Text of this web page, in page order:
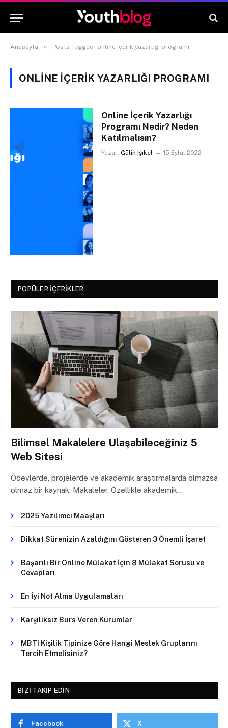
Anasayfa » Posts Tagged "online içerik yazarlığı programı"
ONLINE IÇERIK YAZARLIĞI PROGRAMI
Online İçerik Yazarlığı
Programı Nedir? Neden
Katılmalısın?
Yazar: Gülin Işıkel 15 Eylül 2022
POPÜLER İÇERIKLER
Bilimsel Makalelere Ulaşabileceğiniz 5
Web Sitesi
Ödevlerde, projelerde ve akademik araştırmalarda olmazsa
olmaz bir kaynak: Makaleler. Özellikle akademik…
2025 Yazılımcı Maaşları
Dikkat Sürenizin Azaldığını Gösteren 3 Önemli İşaret
Başarılı Bir Online Mülakat İçin 8 Mülakat Sorusu ve
Cevapları
En İyi Not Alma Uygulamaları
Karşılıksız Burs Veren Kurumlar
MBTI Kişilik Tipinize Göre Hangi Meslek Gruplarını
Tercih Etmelisiniz?
BIZI TAKIP EDIN
Facebook X